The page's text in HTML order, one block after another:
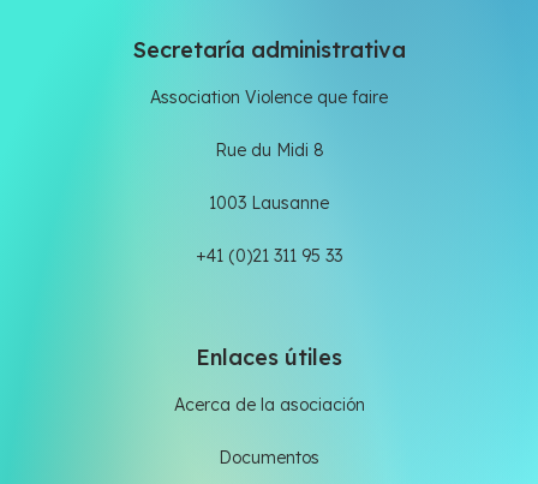
Secretaría administrativa
Association Violence que faire
Rue du Midi 8
1003 Lausanne
+41 (0)21 311 95 33
Enlaces útiles
Acerca de la asociación
Documentos